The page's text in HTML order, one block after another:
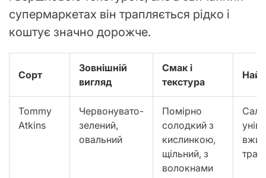
супермаркетах він трапляється рідко і
коштує значно дорожче.
Сорт
Зовнішній
вигляд
Смак і
текстура
Tommy
Atkins
Червонувато-
зелений,
овальний
Помірно
солодкий з
кислинкою,
щільний, з
волокнами